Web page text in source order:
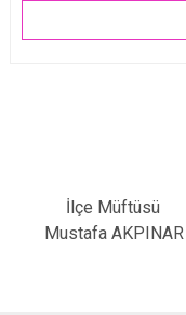
İlçe Müftüsü
Mustafa AKPINAR